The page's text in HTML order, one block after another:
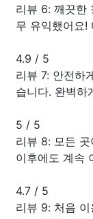
리뷰 6: 깨끗한
무 유익했어요!
4.9 / 5
리뷰 7: 안전하
습니다. 완벽하
5 / 5
리뷰 8: 모든
이후에도 계속
4.7 / 5
리뷰 9: 처음